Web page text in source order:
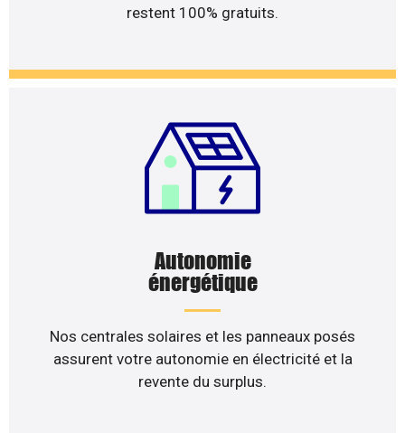
restent 100% gratuits.
Autonomie
énergétique
Nos centrales solaires et les panneaux posés
assurent votre autonomie en électricité et la
revente du surplus.